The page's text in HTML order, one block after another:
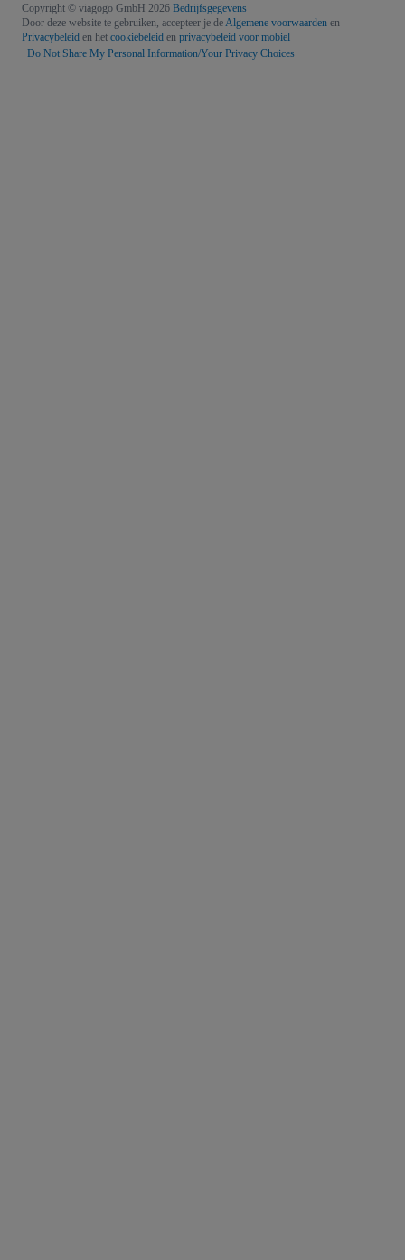
Copyright © viagogo GmbH 2026 Bedrijfsgegevens
Door deze website te gebruiken, accepteer je de Algemene voorwaarden en
Privacybeleid en het cookiebeleid en privacybeleid voor mobiel
Do Not Share My Personal Information/Your Privacy Choices